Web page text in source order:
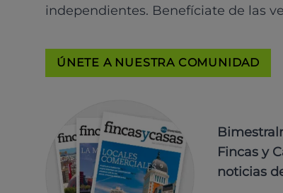
independientes. Benefíciate de las
ÚNETE A NUESTRA COMUNIDAD
Fincas y
noticias